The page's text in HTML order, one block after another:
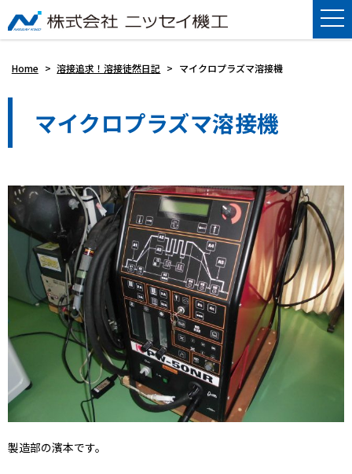
Home > 溶接追求！溶接徒然日記 > マイクロプラズマ溶接機
マイクロプラズマ溶接機
製造部の濱本です。